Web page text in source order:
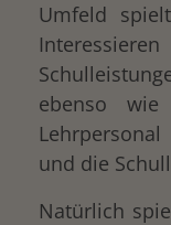
Umfeld
ebenso wie
und die
Natürlich